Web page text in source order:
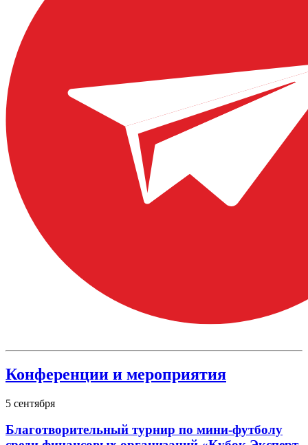
Конференции и мероприятия
5 сентября
Благотворительный турнир по мини-футболу